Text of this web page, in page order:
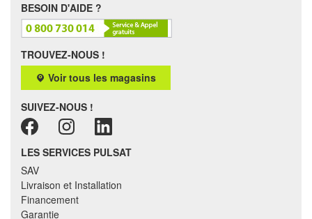
BESOIN D'AIDE ?
TROUVEZ-NOUS !
Voir tous les magasins
SUIVEZ-NOUS !
LES SERVICES PULSAT
SAV
Livraison et Installation
Financement
Garantie